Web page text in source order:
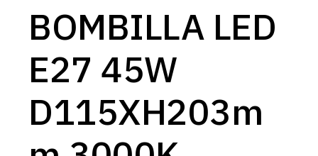
BOMBILLA LED
E27 45W
D115XH203m